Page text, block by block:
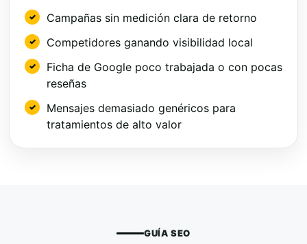
Campañas sin medición clara de retorno
Competidores ganando visibilidad local
Ficha de Google poco trabajada o con pocas
reseñas
Mensajes demasiado genéricos para
tratamientos de alto valor
GUÍA SEO